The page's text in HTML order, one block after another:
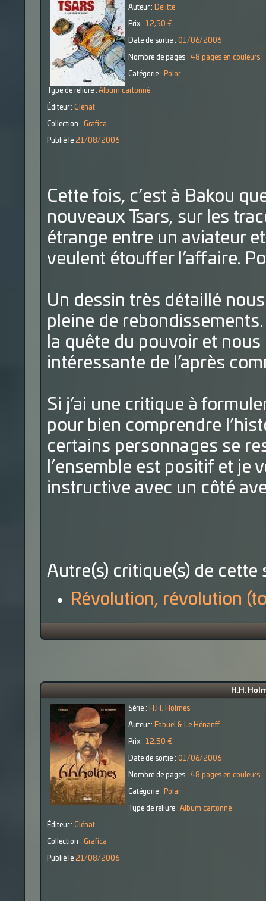
Auteur : Delitte
Prix : 12,50 €
Date de sortie : 01/06/2006
Nombre de pages : 48 pages en couleurs
Catégorie : Polar
Type de reliure : Album cartonné
Éditeur : Glénat
Collection : Grafica
Publié le 21/08/2006
Cette fois, c’est à Bakou
nouveaux Tsars, sur les
étrange entre un aviateur
veulent étouffer l’affaire.
Un dessin très détaillé
pleine de
la quête du pouvoir et
intéressante de l’après
Si j’ai une critique à
pour bien comprendre
certains personnages se
l’ensemble est positif et je
instructive avec un côté
Autre(s) critique(s) de cette
Révolution, révolution
H.H.
Série : H.H. Holmes
Auteur : Fabuel & Le Hénanff
Prix : 12,50 €
Date de sortie : 01/06/2006
Nombre de pages : 48 pages en couleurs
Catégorie : Polar
Type de reliure : Album cartonné
Éditeur : Glénat
Collection : Grafica
Publié le 21/08/2006